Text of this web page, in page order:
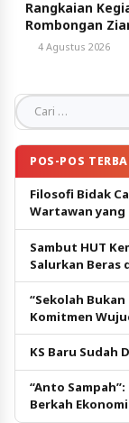
Rangkaian
Rombongan
4 Agustus 2026
Cari untuk:
POS-POS
Filosofi Bidak
Wartawan
Sambut HUT
Salurkan Beras
“Sekolah
Komitmen
KS Baru Sudah
“Anto
Berkah